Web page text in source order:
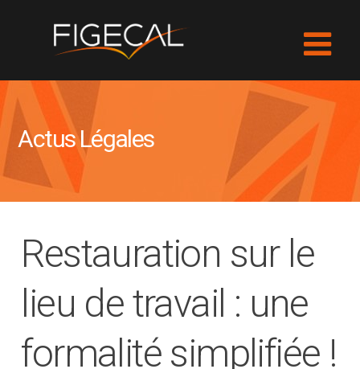
Actus Légales
Restauration sur le
lieu de travail : une
formalité simplifiée !